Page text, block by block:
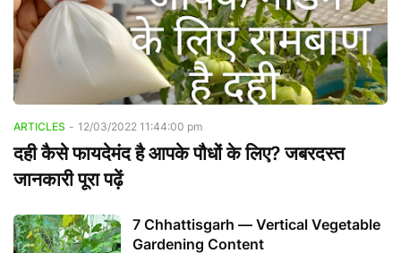
ARTICLES - 12/03/2022 11:44:00 pm
दही कैसे फायदेमंद है आपके पौधों के लिए? जबरदस्त
जानकारी पूरा पढ़ें
7 Chhattisgarh — Vertical Vegetable
Gardening Content